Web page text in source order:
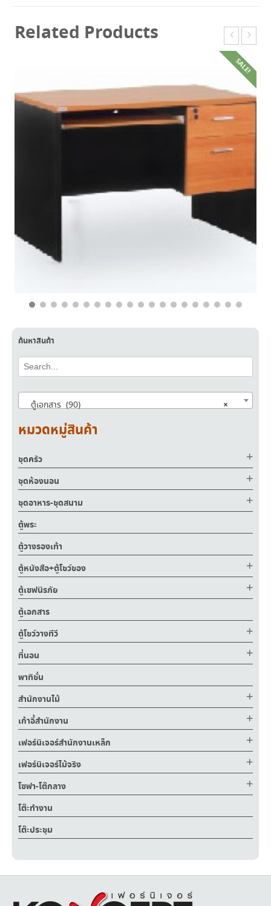
Related Products
SALE!
ค้นหาสินค้า
×
ตู้เอกสาร (90)
หมวดหมู่สินค้า
ชุดครัว
ชุดห้องนอน
ชุดอาหาร-ชุดสนาม
ตู้พระ
ตู้วางรองเท้า
ตู้หนังสือ+ตู้โชว์ของ
ตู้เซฟนิรภัย
ตู้เอกสาร
ตู้โชว์วางทีวี
ที่นอน
พาทิชั่น
สำนักงานไม้
เก้าอี้สำนักงาน
เฟอร์นิเจอร์สำนักงานเหล็ก
เฟอร์นิเจอร์ไม้จริง
โซฟา-โต๊กลาง
โต๊ะทำงาน
โต๊ะประชุม